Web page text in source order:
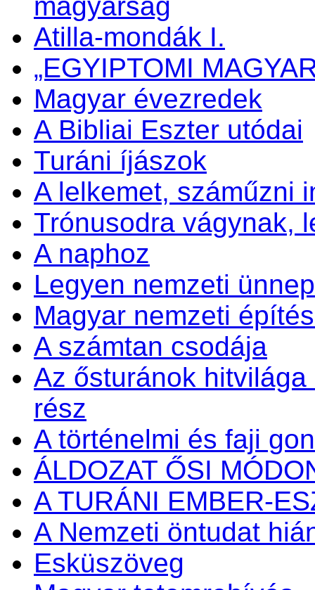
magyarság
Atilla-mondák I.
„EGYIPTOMI
Magyar évezredek
A Bibliai Eszter utódai
Turáni íjászok
A lelkemet, száműzni
Trónusodra vágynak,
A naphoz
Legyen nemzeti
Magyar nemzeti
A számtan csodája
Az ősturánok
rész
A történelmi és faji
ÁLDOZAT ŐSI
A TURÁNI EMBER-
A Nemzeti öntudat
Esküszöveg